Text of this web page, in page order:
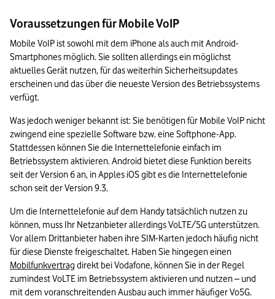
Voraussetzungen für Mobile VoIP
Mobile VoIP ist sowohl mit dem iPhone als auch mit Android-
Smartphones möglich. Sie sollten allerdings ein möglichst
aktuelles Gerät nutzen, für das weiterhin Sicherheitsupdates
erscheinen und das über die neueste Version des Betriebssystems
verfügt.
Was jedoch weniger bekannt ist: Sie benötigen für Mobile VoIP nicht
zwingend eine spezielle Software bzw. eine Softphone-App.
Stattdessen können Sie die Internettelefonie einfach im
Betriebssystem aktivieren. Android bietet diese Funktion bereits
seit der Version 6 an, in Apples iOS gibt es die Internettelefonie
schon seit der Version 9.3.
Um die Internettelefonie auf dem Handy tatsächlich nutzen zu
können, muss Ihr Netzanbieter allerdings VoLTE/5G unterstützen.
Vor allem Drittanbieter haben ihre SIM-Karten jedoch häufig nicht
Mobilfunkvertrag direkt bei Vodafone, können Sie in der Regel
zumindest VoLTE im Betriebssystem aktivieren und nutzen – und
mit dem voranschreitenden Ausbau auch immer häufiger Vo5G.